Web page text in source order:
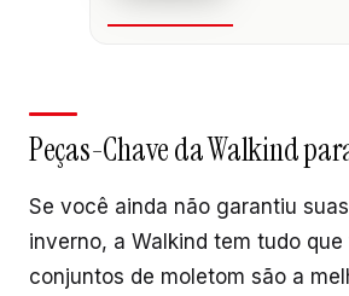
Peças-Chave da Walkind
Se você ainda não garantiu
inverno, a Walkind tem tudo
conjuntos de moletom são a